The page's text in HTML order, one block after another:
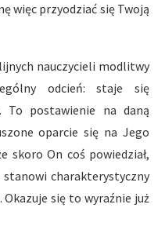
więc przyodziać się Twoją
nauczycieli modlitwy
odcień: staje się
To postawienie na daną
oparcie się na Jego
skoro On coś powiedział,
charakterystyczny
się to wyraźnie już